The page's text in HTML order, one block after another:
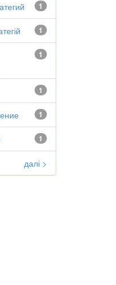
1
1
1
1
1
1
далі >